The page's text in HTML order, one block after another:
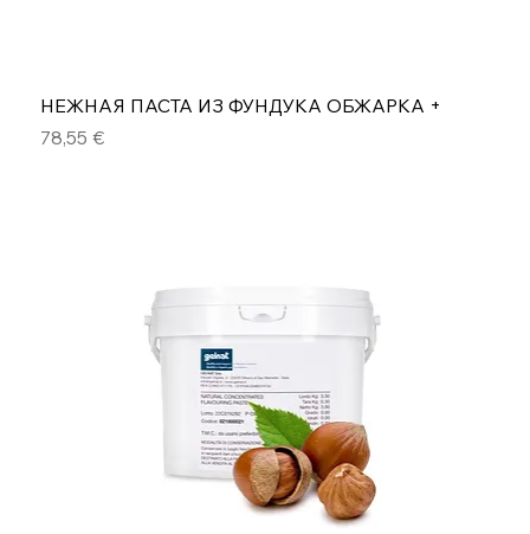
НЕЖНАЯ ПАСТА ИЗ ФУНДУКА ОБЖАРКА +
Цена
78,55 €